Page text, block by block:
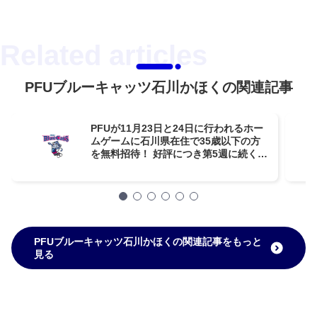
PFUブルーキャッツ石川かほくの関連記事
PFUが11月23日と24日に行われるホー
ムゲームに石川県在住で35歳以下の方
を無料招待！ 好評につき第5週に続く2
PFUブルーキャッツ石川かほくの関連記事をもっと
見る